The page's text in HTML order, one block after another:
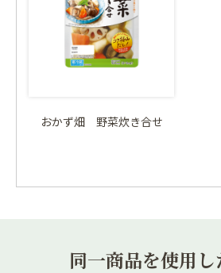
おかず畑 野菜炊き合せ
同一商品を使用し